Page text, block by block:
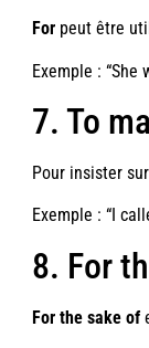
For peut être
Exemple :
7. To
Pour insister
Exemple : “I
8. For
For the sake of